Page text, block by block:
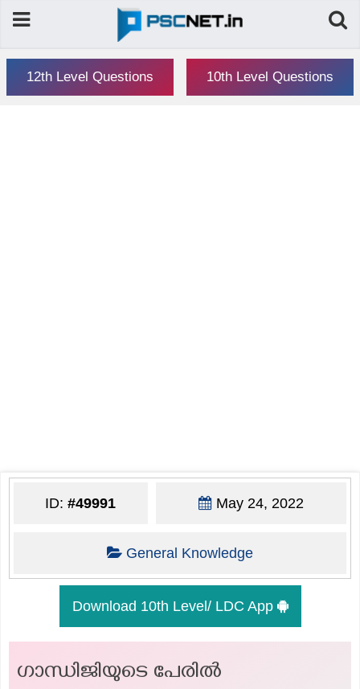
12th Level Questions 10th Level Questions
ID:#49991 May 24, 2022
General Knowledge
Download 10th Level/ LDC App
ഗാന്ധിജിയുടെ പേരിൽ